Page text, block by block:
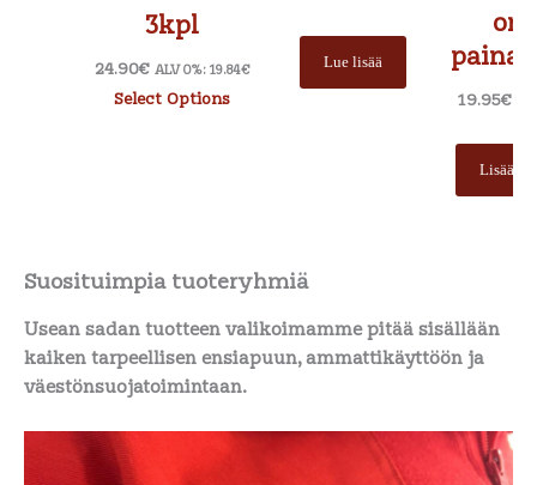
3kpl
24.90€ ALV 0%: 19.84€
Select Options
Lue lisää
19.95€
Lisää
Suosituimpia tuoteryhmiä
Usean sadan tuotteen valikoimamme pitää sisällään
kaiken tarpeellisen ensiapuun, ammattikäyttöön ja
väestönsuojatoimintaan.